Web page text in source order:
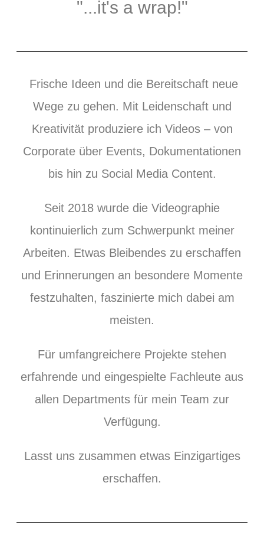
"...it's a wrap!"
Frische Ideen und die Bereitschaft neue
Wege zu gehen. Mit Leidenschaft und
Kreativität produziere ich Videos – von
Corporate über Events, Dokumentationen
bis hin zu Social Media Content.
Seit 2018 wurde die Videographie
kontinuierlich zum Schwerpunkt meiner
Arbeiten. Etwas Bleibendes zu erschaffen
und Erinnerungen an besondere Momente
festzuhalten, faszinierte mich dabei am
meisten.
Für umfangreichere Projekte stehen
erfahrende und eingespielte Fachleute aus
allen Departments für mein Team zur
Verfügung.
Lasst uns zusammen etwas Einzigartiges
erschaffen.